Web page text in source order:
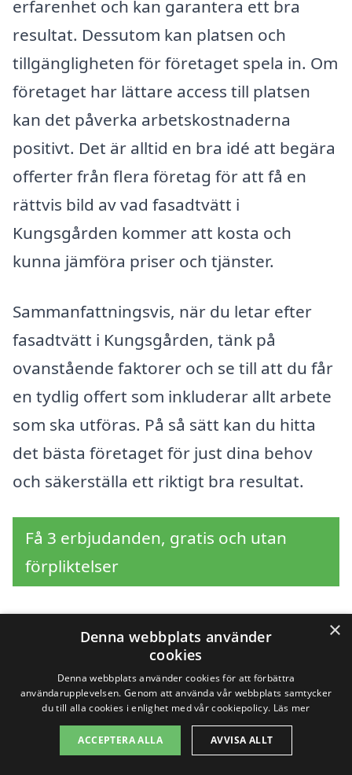
erfarenhet och kan garantera ett bra
resultat. Dessutom kan platsen och
tillgängligheten för företaget spela in. Om
företaget har lättare access till platsen
kan det påverka arbetskostnaderna
positivt. Det är alltid en bra idé att begära
offerter från flera företag för att få en
rättvis bild av vad fasadtvätt i
Kungsgården kommer att kosta och
kunna jämföra priser och tjänster.
Sammanfattningsvis, när du letar efter
fasadtvätt i Kungsgården, tänk på
ovanstående faktorer och se till att du får
en tydlig offert som inkluderar allt arbete
som ska utföras. På så sätt kan du hitta
det bästa företaget för just dina behov
och säkerställa ett riktigt bra resultat.
Få 3 erbjudanden, gratis och utan
förpliktelser
Sök efter en
professionell för
fasadtvätt i andra
städer nära
×
Denna webbplats använder
cookies
Denna webbplats använder cookies för att förbättra
användarupplevelsen. Genom att använda vår webbplats samtycker
du till alla cookies i enlighet med vår cookiepolicy. Läs mer
ACCEPTERA ALLA AVVISA ALLT